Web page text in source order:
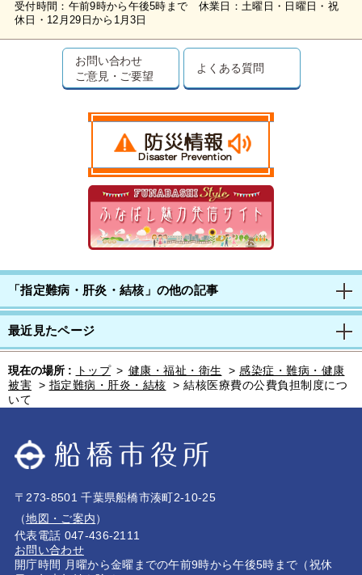
受付時間：午前9時から午後5時まで 休業日：土曜日・日曜日・祝
休日・12月29日から1月3日
お問い合わせ
ご意見・ご要望
よくある質問
「指定難病・肝炎・結核」の他の記事
最近見たページ
現在の場所 : トップ > 健康・福祉・衛生 > 感染症・難病・健康
被害 > 指定難病・肝炎・結核 > 結核医療費の公費負担制度につ
いて
〒273-8501 千葉県船橋市湊町2-10-25
（地図・ご案内）
代表電話 047-436-2111
お問い合わせ
開庁時間 月曜から金曜までの午前9時から午後5時まで（祝休